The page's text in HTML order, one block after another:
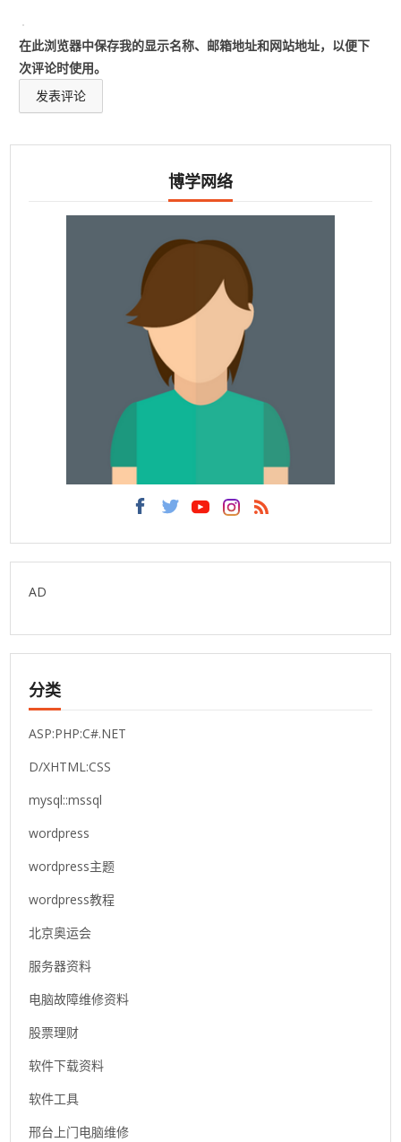
在此浏览器中保存我的显示名称、邮箱地址和网站地址，以便下
次评论时使用。
博学网络
AD
分类
ASP:PHP:C#.NET
D/XHTML:CSS
mysql::mssql
wordpress
wordpress主题
wordpress教程
北京奥运会
服务器资料
电脑故障维修资料
股票理财
软件下载资料
软件工具
邢台上门电脑维修